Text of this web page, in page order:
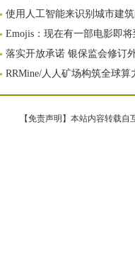
使用人工智能来识别城市建
Emojis：现在有一部电影即将
落实开放承诺 银保监会修订
RRMine/人人矿场构筑全球
【免责声明】本站内容转载